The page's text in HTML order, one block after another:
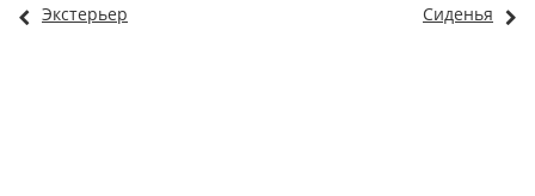
Экстерьер Сиденья